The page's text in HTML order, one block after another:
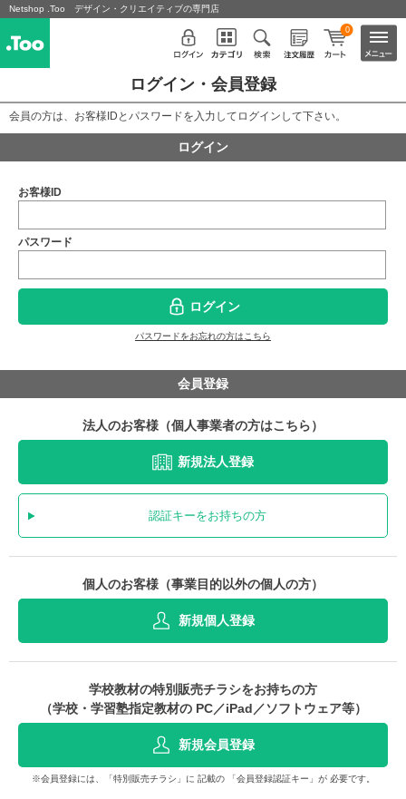
Netshop .Too デザイン・クリエイティブの専門店
0
ログイン・会員登録
会員の方は、お客様IDとパスワードを入力してログインして下さい。
ログイン
お客様ID
パスワード
ログイン
パスワードをお忘れの方はこちら
会員登録
法人のお客様（個人事業者の方はこちら）
新規法人登録
認証キーをお持ちの方
個人のお客様（事業目的以外の個人の方）
新規個人登録
学校教材の特別販売チラシをお持ちの方
（学校・学習塾指定教材の PC／iPad／ソフトウェア等）
新規会員登録
※会員登録には、「特別販売チラシ」に 記載の 「会員登録認証キー」が 必要です。